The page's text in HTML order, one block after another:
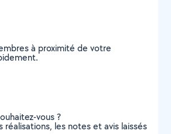
à proximité de votre
vous ?
les notes et avis laissés